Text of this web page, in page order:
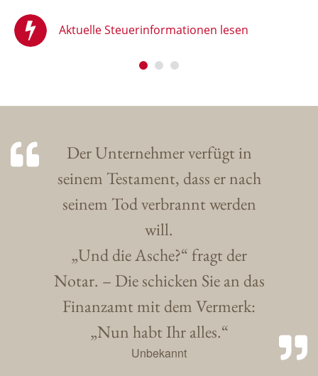
Aktuelle Steuerinformationen lesen
Der Unternehmer verfügt in
seinem Testament, dass er nach
seinem Tod verbrannt werden
will.
„Und die Asche?“ fragt der
Notar. – Die schicken Sie an das
Finanzamt mit dem Vermerk:
„Nun habt Ihr alles.“
Unbekannt